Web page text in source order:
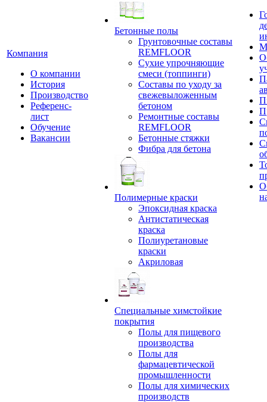
Компания
О компании
История
Производство
Референс-
лист
Обучение
Вакансии
Бетонные полы
Грунтовочные составы
REMFLOOR
Сухие упрочняющие
смеси (топпинги)
Составы по уходу за
свежевыложенным
бетоном
Ремонтные составы
REMFLOOR
Бетонные стяжки
Фибра для бетона
Полимерные краски
Эпоксидная краска
Антистатическая
краска
Полиуретановые
краски
Акриловая
Специальные химстойкие
покрытия
Полы для пищевого
производства
Полы для
фармацевтической
промышленности
Полы для химических
производств